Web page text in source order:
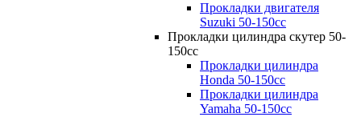
Прокладки двигателя
Suzuki 50-150cc
Прокладки цилиндра скутер 50-
150cc
Прокладки цилиндра
Honda 50-150cc
Прокладки цилиндра
Yamaha 50-150cc